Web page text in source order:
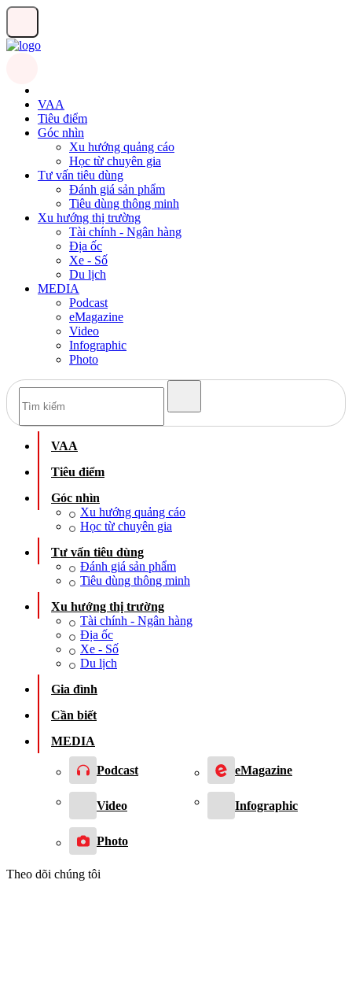
VAA
Tiêu điểm
Góc nhìn
Xu hướng quảng cáo
Học từ chuyên gia
Tư vấn tiêu dùng
Đánh giá sản phẩm
Tiêu dùng thông minh
Xu hướng thị trường
Tài chính - Ngân hàng
Địa ốc
Xe - Số
Du lịch
MEDIA
Podcast
eMagazine
Video
Infographic
Photo
VAA
Tiêu điểm
Góc nhìn
Xu hướng quảng cáo
Học từ chuyên gia
Tư vấn tiêu dùng
Đánh giá sản phẩm
Tiêu dùng thông minh
Xu hướng thị trường
Tài chính - Ngân hàng
Địa ốc
Xe - Số
Du lịch
Gia đình
Cần biết
MEDIA
Podcast eMagazine
Video Infographic
Photo
Theo dõi chúng tôi